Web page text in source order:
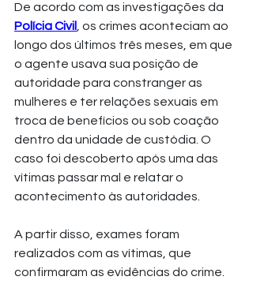
De acordo com as investigações da
Polícia Civil , os crimes aconteciam ao
longo dos últimos três meses, em que
o agente usava sua posição de
autoridade para constranger as
mulheres e ter relações sexuais em
troca de benefícios ou sob coação
dentro da unidade de custódia. O
caso foi descoberto após uma das
vítimas passar mal e relatar o
acontecimento às autoridades.
A partir disso, exames foram
realizados com as vítimas, que
confirmaram as evidências do crime.